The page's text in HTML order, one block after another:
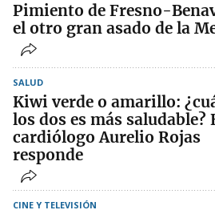
Pimiento de Fresno-
el otro gran asado de la
SALUD
Kiwi verde o amarillo:
los dos es más saludable?
cardiólogo Aurelio Rojas
responde
CINE Y TELEVISIÓN